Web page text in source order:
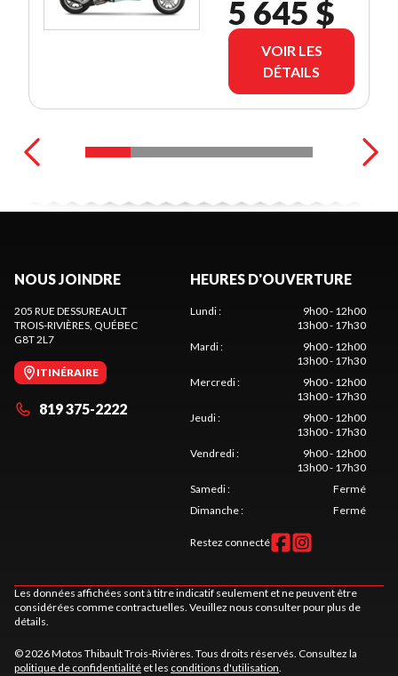
5 645 $
VOIR LES
DÉTAILS
NOUS JOINDRE
205 RUE DESSUREAULT
TROIS-RIVIÈRES , QUÉBEC
G8T 2L7
ITINÉRAIRE
819 375-2222
HEURES D'OUVERTURE
Lundi:
9h00 - 12h00
13h00 - 17h30
Mardi:
9h00 - 12h00
13h00 - 17h30
Mercredi:
9h00 - 12h00
13h00 - 17h30
Jeudi:
9h00 - 12h00
13h00 - 17h30
Vendredi:
9h00 - 12h00
13h00 - 17h30
Samedi:
Fermé
Dimanche: Fermé
Restez connecté
Les données affichées sont à titre indicatif seulement et ne peuvent être
considérées comme contractuelles. Veuillez nous consulter pour plus de
détails.
© 2026 Motos Thibault Trois-Rivières. Tous droits réservés. Consultez la
politique de confidentialité et les conditions d'utilisation